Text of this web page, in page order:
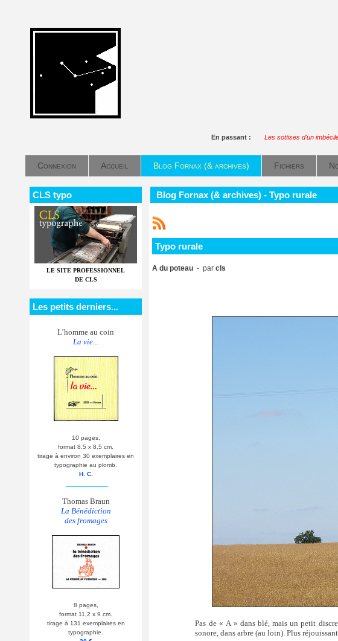
En passant : Les sottises d'un
Connexion Accueil Blog Fornax (& archives) Fichiers
CLS typo
LE SITE PROFESSIONNEL
DE CLS
Les petits derniers...
L’homme au coin
La vie...
10 pages,
format 8,5 x 8,5 cm.
tirage à environ 30 exemplaires en
typographie au plomb.
H. C.
Thomas Braun
La Bénédiction
des fromages
8 pages,
format 11,2 x 9 cm.
tirage à 131 exemplaires en
typographie.
Blog Fornax (& archives) - Typo rurale
Typo rurale
A du poteau - par cls
Pas de « A » dans blé, mais un petit
sonore, dans arbre (au loin). Plus